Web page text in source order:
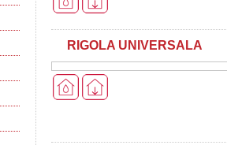
RIGOLA UNIVERSALA